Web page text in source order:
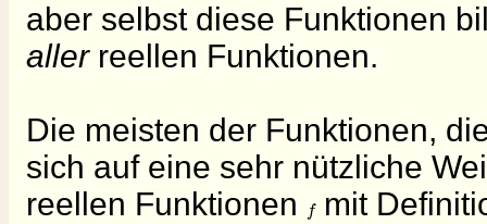
aber selbst diese Funktionen
allerreellen Funktionen.
Die meisten der Funktionen,
sich auf eine sehr nützliche
reellen Funktionen fmit